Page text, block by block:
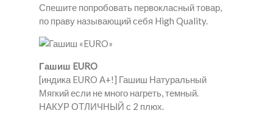
Спешите попробовать первокласный товар,
по праву называющий себя High Quality.
Гашиш EURO
[индика EURO A+!] Гашиш Натуральный
Мягкий если не много нагреть, темный.
НАКУР ОТЛИЧНЫЙ с 2 плюх.